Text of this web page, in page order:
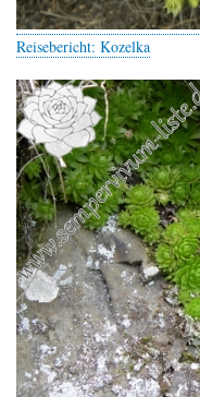
Reisebericht: Kozelka